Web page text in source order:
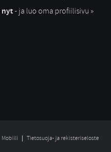
nyt- ja luo oma profiilisivu »
Mobiili Tietosuoja- ja rekisteriseloste